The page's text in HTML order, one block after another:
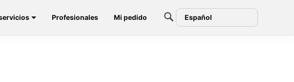
Profesionales Mi pedido Español